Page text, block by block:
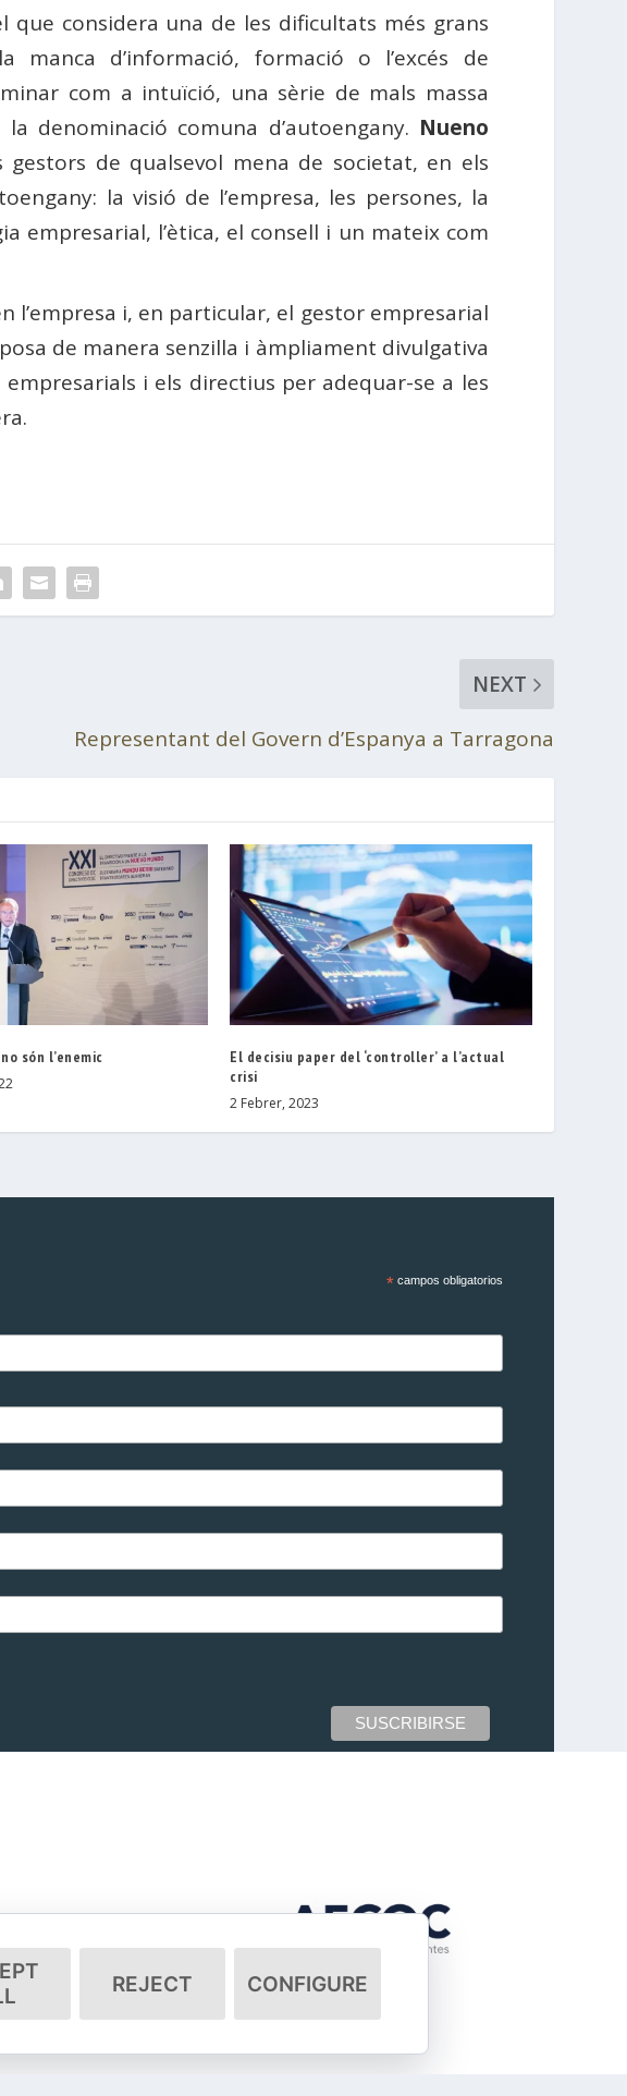
que considera una de les dificultats més grans
d’informació, formació o l’excés de
com a intuïció, una sèrie de mals massa
denominació comuna d’autoengany. Nueno
de qualsevol mena de societat, en els
la visió de l’empresa, les persones, la
empresarial, l’ètica, el consell i un mateix com
l’empresa i, en particular, el gestor empresarial
de manera senzilla i àmpliament divulgativa
i els directius per adequar-se a les
NEXT
Representant del Govern d’Espanya a Tarragona
són l’enemic
El decisiu paper del ‘controller’ a l’actual
crisi
2 Febrer, 2023
*campos obligatorios
REJECT CONFIGURE